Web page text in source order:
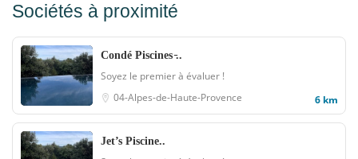
Sociétés à proximité
Condé Piscines ̵..
Soyez le premier à évaluer !
04-Alpes-de-Haute-Provence
6 km
Jet’s Piscine..